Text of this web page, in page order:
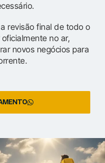
revisão final de todo o
no ar,
novos negócios para